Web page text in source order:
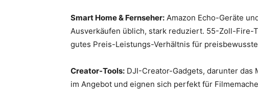
Smart Home & Fernseher: Amazon Echo-Geräte
Ausverkäufen üblich, stark reduziert. 55-Zoll-Fire-
gutes Preis-Leistungs-Verhältnis für
Creator-Tools: DJI-Creator-Gadgets, darunter das
im Angebot und eignen sich perfekt für